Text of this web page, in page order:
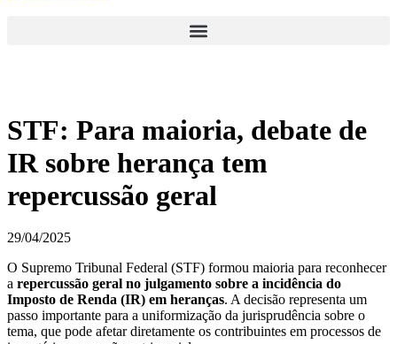
STF: Para maioria, debate de
IR sobre herança tem
repercussão geral
29/04/2025
O Supremo Tribunal Federal (STF) formou maioria para reconhecer
a repercussão geral no julgamento sobre a incidência do
Imposto de Renda (IR) em heranças. A decisão representa um
passo importante para a uniformização da jurisprudência sobre o
tema, que pode afetar diretamente os contribuintes em processos de